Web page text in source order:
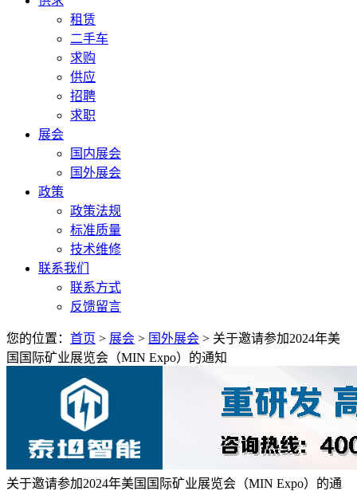
租赁
二手车
求购
供应
招聘
求职
展会
国内展会
国外展会
政策
政策法规
标准质量
技术维修
联系我们
联系方式
反馈留言
您的位置： 首页 > 展会 > 国外展会 > 关于邀请参加2024年美
国国际矿业展览会（MIN Expo）的通知
关于邀请参加2024年美国国际矿业展览会（MIN Expo）的通